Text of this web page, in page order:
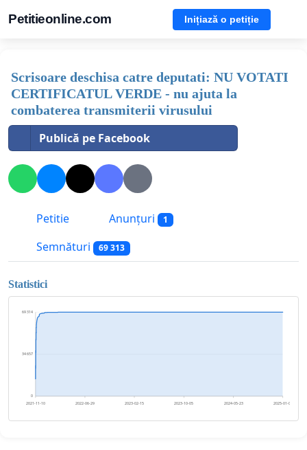
Petitieonline.com Inițiază o petiție
Scrisoare deschisa catre deputati: NU VOTATI
CERTIFICATUL VERDE - nu ajuta la
combaterea transmiterii virusului
Publică pe Facebook
Petitie Anunțuri 1
Semnături 69 313
Statistici
0
34 657
69 314
2021-11-10 2022-06-29 2023-02-15 2023-10-05 2024-05-23 2025-01-09